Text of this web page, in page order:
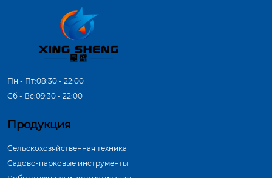
Пн - Пт:08:30 - 22:00
Сб - Вс:09:30 - 22:00
Продукция
Сельскохозяйственная техника
Садово-парковые инструменты